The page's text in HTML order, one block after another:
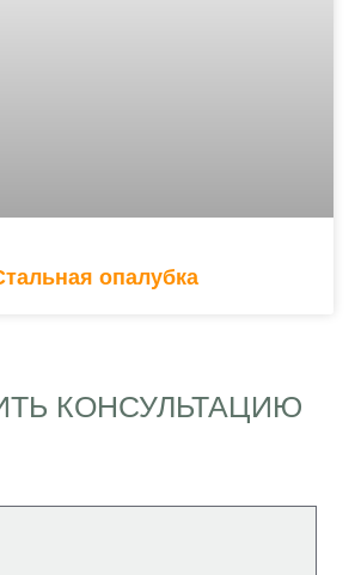
опалубка
КОНСУЛЬТАЦИЮ